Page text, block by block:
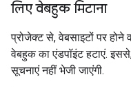
लिए वेबहुक मिटाना
प्रोजेक्ट से, वेबसाइटों पर होने
वेबहुक का एंडपॉइंट हटाएं.
सूचनाएं नहीं भेजी जाएंगी.